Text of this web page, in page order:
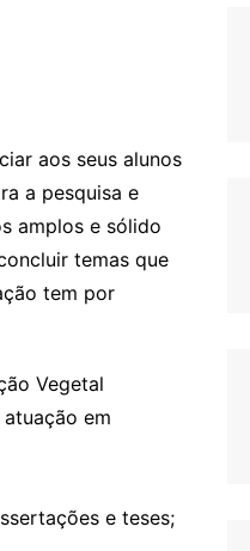
aos seus alunos
a pesquisa e
amplos e sólido
temas que
tem por
Vegetal
em
e teses;